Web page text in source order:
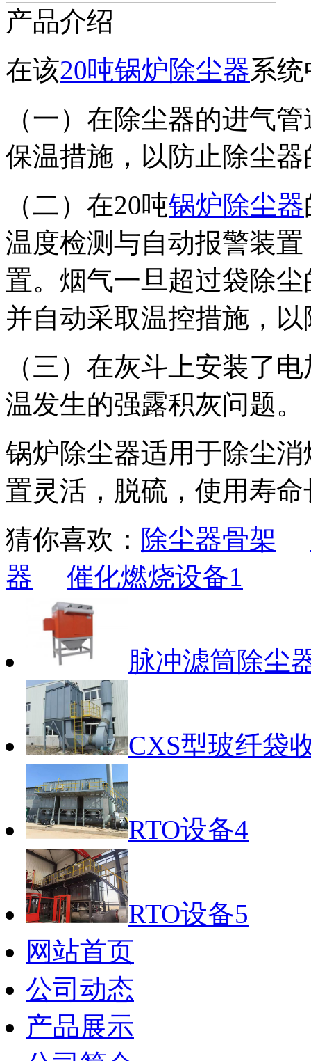
产品介绍
在该20吨锅炉除尘器系
（一）在除尘器的进气
保温措施，以防止除尘
（二）在20吨锅炉除尘器
温度检测与自动报警装
置。烟气一旦超过袋除
并自动采取温控措施，
（三）在灰斗上安装了
温发生的强露积灰问题。
锅炉除尘器适用于除尘
置灵活，脱硫，使用寿
猜你喜欢： 除尘器骨架
器
催化燃烧设备1
脉冲滤筒除尘
CXS型玻纤袋
RTO设备4
RTO设备5
网站首页
公司动态
产品展示